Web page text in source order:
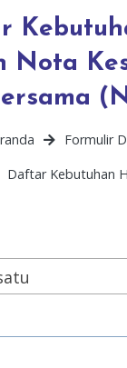
Nota
Formulir
Daftar Kebutuhan